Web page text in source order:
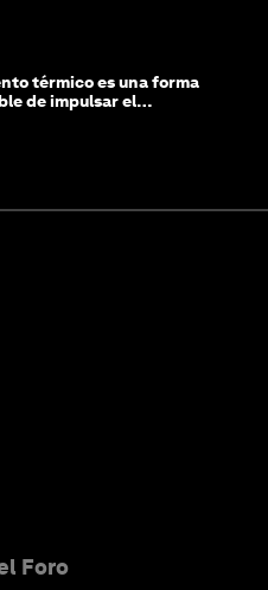
térmico es una forma
de impulsar el
Foro